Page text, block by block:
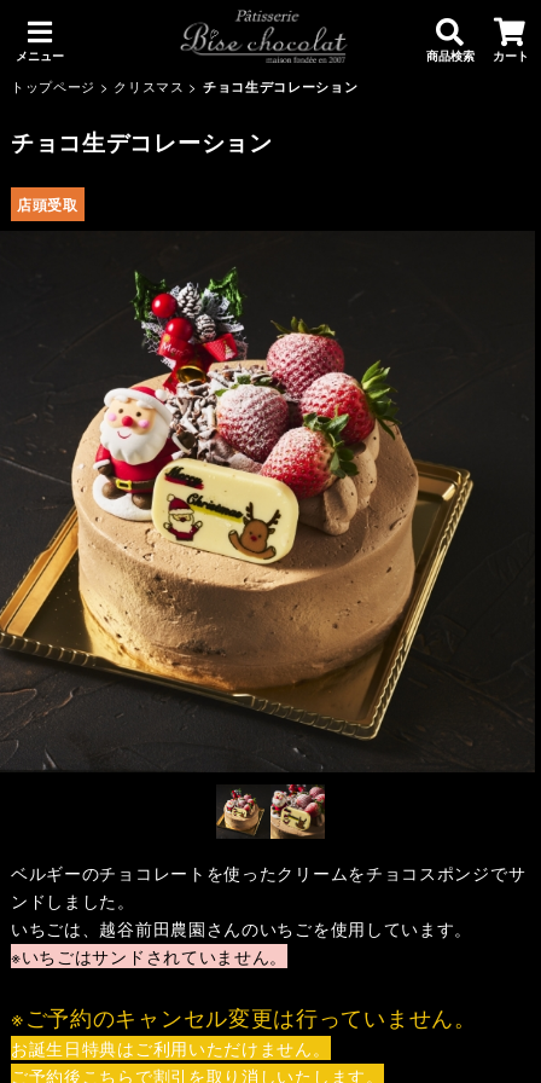
メニュー 商品検索 カート
トップページ > クリスマス > チョコ生デコレーション
チョコ生デコレーション
店頭受取
ベルギーのチョコレートを使ったクリームをチョコスポンジでサ
ンドしました。
いちごは、越谷前田農園さんのいちごを使用しています。
※いちごはサンドされていません。
※ご予約のキャンセル変更は行っていません。
お誕生日特典はご利用いただけません。
ご予約後こちらで割引を取り消しいたします。